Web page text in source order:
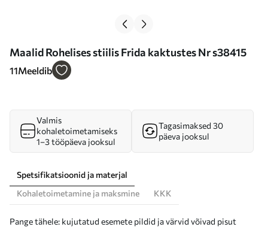
Maalid Rohelises stiilis Frida kaktustes Nr s38415
11Meeldib
Valmis
kohaletoimetamiseks
1–3 tööpäeva jooksul
Tagasimaksed 30
päeva jooksul
Spetsifikatsioonid ja materjal
Kohaletoimetamine ja maksmine
KKK
Pange tähele: kujutatud esemete pildid ja värvid võivad pisut